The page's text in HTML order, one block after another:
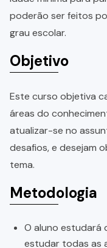
poderão ser feitos
grau escolar.
Objetivo
Este curso objetiva
áreas do
atualizar-se no
desafios, e desejam
tema.
Metodologia
O aluno estudará
estudar todas as